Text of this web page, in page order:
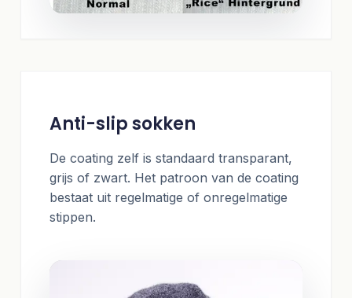
Anti-slip sokken
De coating zelf is standaard transparant,
grijs of zwart. Het patroon van de coating
bestaat uit regelmatige of onregelmatige
stippen.